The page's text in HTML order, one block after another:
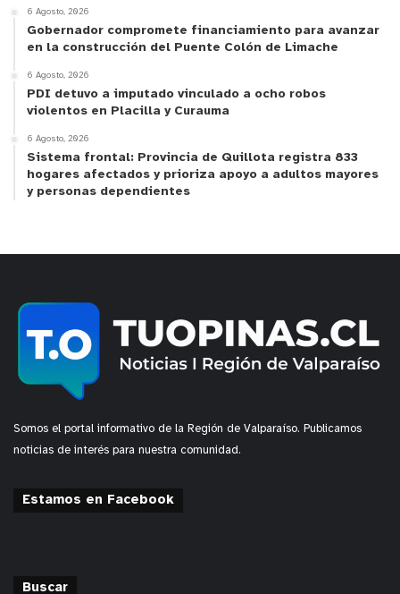
6 Agosto, 2026
Gobernador compromete financiamiento para avanzar
en la construcción del Puente Colón de Limache
6 Agosto, 2026
PDI detuvo a imputado vinculado a ocho robos
violentos en Placilla y Curauma
6 Agosto, 2026
Sistema frontal: Provincia de Quillota registra 833
hogares afectados y prioriza apoyo a adultos mayores
y personas dependientes
Somos el portal informativo de la Región de Valparaíso. Publicamos
noticias de interés para nuestra comunidad.
Estamos en Facebook
Buscar